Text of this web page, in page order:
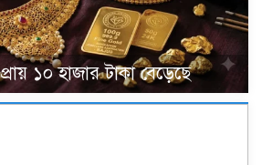
১০ হাজার টাকা বেড়েছে